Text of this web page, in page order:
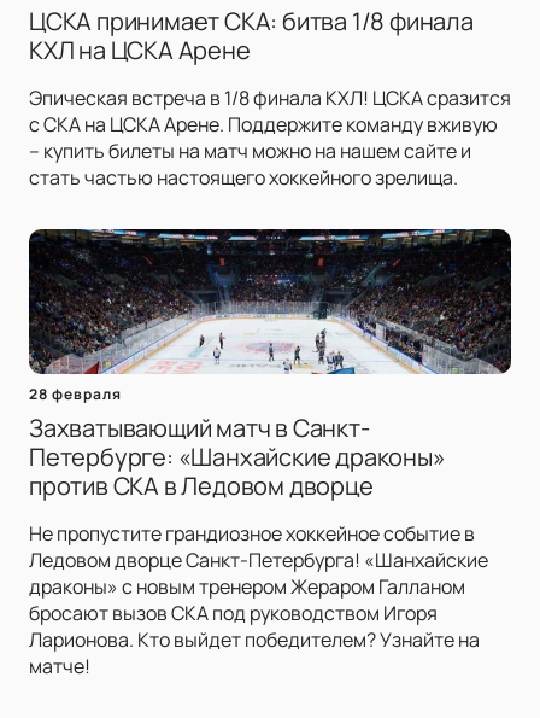
ЦСКА принимает СКА: битва 1/8 финала
КХЛ на ЦСКА Арене
Эпическая встреча в 1/8 финала КХЛ! ЦСКА сразится
с СКА на ЦСКА Арене. Поддержите команду вживую
– купить билеты на матч можно на нашем сайте и
стать частью настоящего хоккейного зрелища.
28 февраля
Захватывающий матч в Санкт-
Петербурге: «Шанхайские драконы»
против СКА в Ледовом дворце
Не пропустите грандиозное хоккейное событие в
Ледовом дворце Санкт-Петербурга! «Шанхайские
драконы» с новым тренером Жераром Галланом
бросают вызов СКА под руководством Игоря
Ларионова. Кто выйдет победителем? Узнайте на
матче!